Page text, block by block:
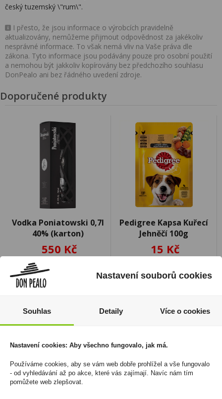
český tuzemský \"rum\".
I přesto, že jsou informace o výrobcích pravidelně
aktualizovány, nemůžeme přijmout odpovědnost za jakékoliv
nesprávné informace. To však nemá vliv na Vaše práva dle
zákona. Tyto informace jsou podávány pouze pro osobní použití
a nemohou být jakkoliv kopírovány bez předchozího souhlasu
DonPealo ani bez řádného uvedení zdroje.
Doporučené produkty
Vodka Poniatowski 0,7l
40% (karton)
550 Kč
Cena za:
Skladem:
Pedigree Kapsa Kuřecí
Jehněčí 100g
15 Kč
Skladem:5 - 50 ks
Nastavení souborů cookies
Souhlas Detaily Více o cookies
Nastavení cookies: Aby všechno fungovalo, jak má.
Používáme cookies, aby se vám web dobře prohlížel a vše fungovalo
- od vyhledávání až po akce, které vás zajímají. Navíc nám tím
pomůžete web zlepšovat.